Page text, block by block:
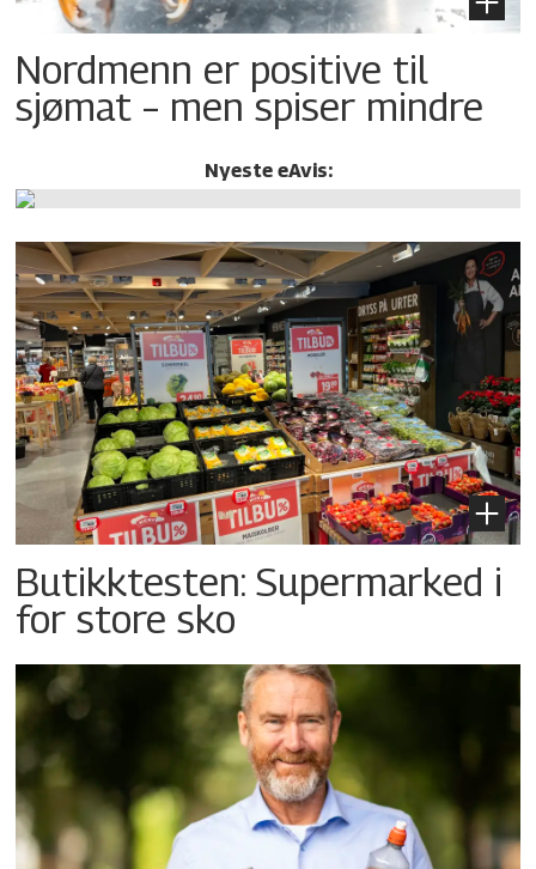
Nordmenn er positive til
sjømat – men spiser mindre
Nyeste eAvis:
Butikktesten: Supermarked i
for store sko